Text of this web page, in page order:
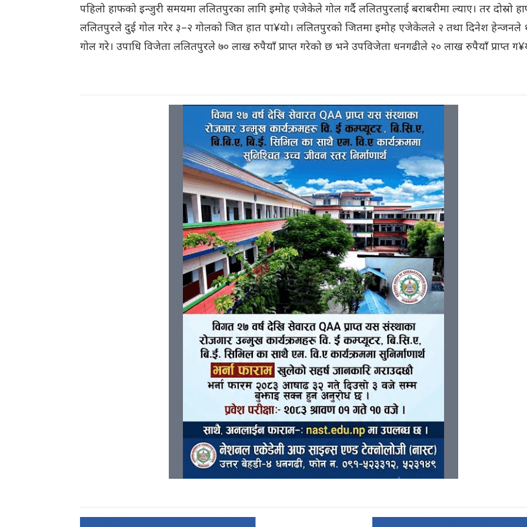
पहिलो हाफको इन्जुरी समयमा ललितपुरका लागि इमोह एजेकेले गोल गर्दै ललितपुरलाई बराबरीमा ल्याए। तर दोस्रो
ललितपुरले दुई गोल गरेर ३–२ गोलको जित हात पा¥यो। ललितपुरको जितमा इमोह एजेकेलले २ तथा दिनेश हेन्जनले
गोल गरे। उपाधि विजेता ललितपुरले ७० लाख रुपैयाँ प्राप्त गरेको छ भने उपविजेता धनगढीले २० लाख रुपैयाँ प्राप्त